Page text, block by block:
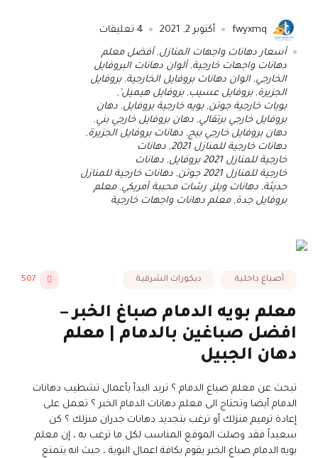
fwyxmq أكتوبر 2, 2021 4 تعليقات
أسعار دهانات واجهات المنازل,أفضل معلم
دهانات واجهات خارجية,ألوان دهانات البروفايل
الخارجي,الوان دهانات بروفايل الخارجية,بروفايل
الجزيرة,بروفايل عسيب ,بروفايل هيميل’ ,
بويات خارجية جوتن,بويه خارجية بروفايل, دهان
بروفايل خارجي برتقالي, دهان بروفايل خارجي بني,
دهان بروفايل خارجي بيج, دهانات بروفايل الجزيرة,
دهانات خارجية للمنازل 2021
, دهانات
خارجية للمنازل 2021 بروفايل
, دهانات
خارجية للمنازل 2021 جوتن
, دهانات خارجية للمنازل
حديثة, دهانات ويلز , رشات محببة أمريكي,معلم
بروفايل جدة,معلم دهانات واجهات خارجية
أصباغ داخلية ديكورات الشرقية 507
معلم بويه الدمام صباغ الخبر –
افضل صباغين بالدمام | معلم
دهان الجبيل
تبحث عن معلم صباغ الدمام ؟ تريد البدأ بأعمال تشطيب دهانات
الدمام أيضا وتحتاج الى معلم دهانات الدمام الخبر ؟ تعمل على
إعادة ترميم منزلك أو ترغب بتجديد دهانات جدران منزلك ؟ كن
سعيداً فقد وصلت الموقع المناسب لكل ما ترغب به ، إن معلم
بويه الدمام صباغ الخبر يقوم بكافة اعمال البوية ، حيث انه يتمتع